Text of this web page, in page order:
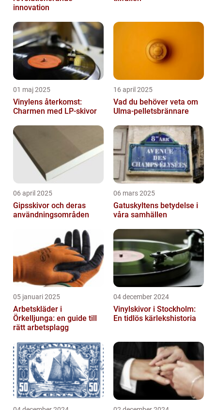
innovation
01 maj 2025
Vinylens återkomst:
Charmen med LP-skivor
16 april 2025
Vad du behöver veta om
Ulma-pelletsbrännare
06 april 2025
Gipsskivor och deras
användningsområden
06 mars 2025
Gatuskyltens betydelse i
våra samhällen
05 januari 2025
Arbetskläder i
Örkelljunga: en guide till
rätt arbetsplagg
04 december 2024
Vinylskivor i Stockholm:
En tidlös kärlekshistoria